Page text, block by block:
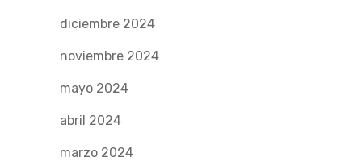
diciembre 2024
noviembre 2024
mayo 2024
abril 2024
marzo 2024